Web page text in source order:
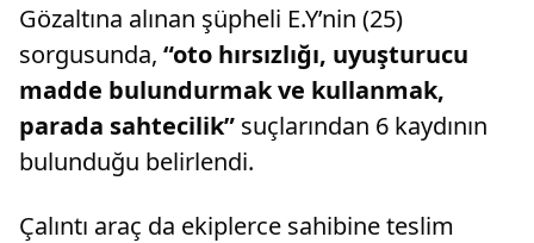
Gözaltına alınan şüpheli E.Y’nin (25)
sorgusunda, “oto hırsızlığı, uyuşturucu
madde bulundurmak ve kullanmak,
parada sahtecilik” suçlarından 6 kaydının
bulunduğu belirlendi.
Çalıntı araç da ekiplerce sahibine teslim